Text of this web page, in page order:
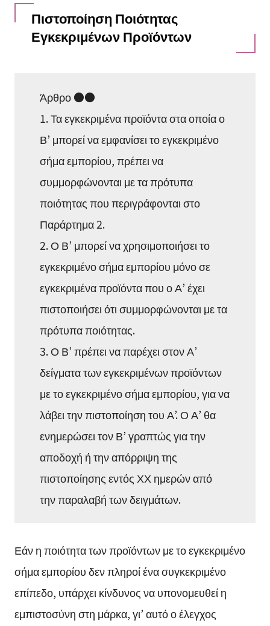
Πιστοποίηση Ποιότητας
Εγκεκριμένων Προϊόντων
Άρθρο ●●
1. Τα εγκεκριμένα προϊόντα στα οποία ο
Β’ μπορεί να εμφανίσει το εγκεκριμένο
σήμα εμπορίου, πρέπει να
συμμορφώνονται με τα πρότυπα
ποιότητας που περιγράφονται στο
Παράρτημα 2.
2. Ο Β’ μπορεί να χρησιμοποιήσει το
εγκεκριμένο σήμα εμπορίου μόνο σε
εγκεκριμένα προϊόντα που ο Α’ έχει
πιστοποιήσει ότι συμμορφώνονται με τα
πρότυπα ποιότητας.
3. Ο Β’ πρέπει να παρέχει στον Α’
δείγματα των εγκεκριμένων προϊόντων
με το εγκεκριμένο σήμα εμπορίου, για να
λάβει την πιστοποίηση του Α’. Ο Α’ θα
ενημερώσει τον Β’ γραπτώς για την
αποδοχή ή την απόρριψη της
πιστοποίησης εντός ΧΧ ημερών από
την παραλαβή των δειγμάτων.
Εάν η ποιότητα των προϊόντων με το εγκεκριμένο
σήμα εμπορίου δεν πληροί ένα συγκεκριμένο
επίπεδο, υπάρχει κίνδυνος να υπονομευθεί η
εμπιστοσύνη στη μάρκα, γι’ αυτό ο έλεγχος